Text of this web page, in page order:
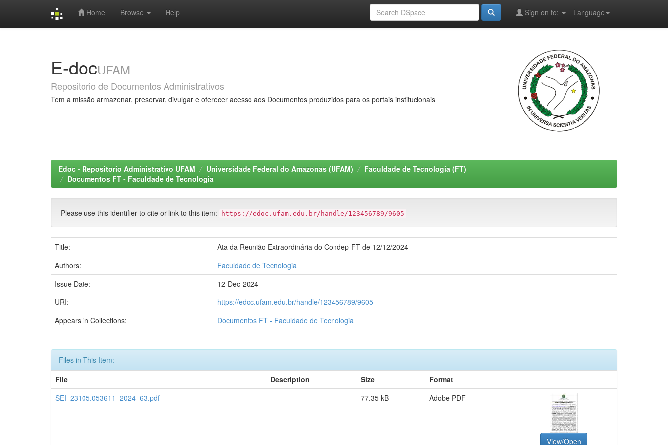
Home Browse Help Language
Sign on to:
E-docUFAM
Repositorio de Documentos Administrativos
Tem a missão armazenar, preservar, divulgar e oferecer acesso aos Documentos produzidos para os portais institucionais
Edoc - Repositorio Administrativo UFAM Universidade Federal do Amazonas (UFAM)
Faculdade de Tecnologia (FT)
Documentos FT - Faculdade de Tecnologia
Please use this identifier to cite or link to this item: https://edoc.ufam.edu.br/handle/123456789/9605
Title:
Ata da Reunião Extraordinária do Condep-FT de 12/12/2024
Authors:
Faculdade de Tecnologia
Issue Date:
12-Dec-2024
URI:
https://edoc.ufam.edu.br/handle/123456789/9605
Appears in Collections:
Documentos FT - Faculdade de Tecnologia
Files in This Item:
File
Description Size
Format
SEI_23105.053611_2024_63.pdf
77.35 kB Adobe PDF
View/Open